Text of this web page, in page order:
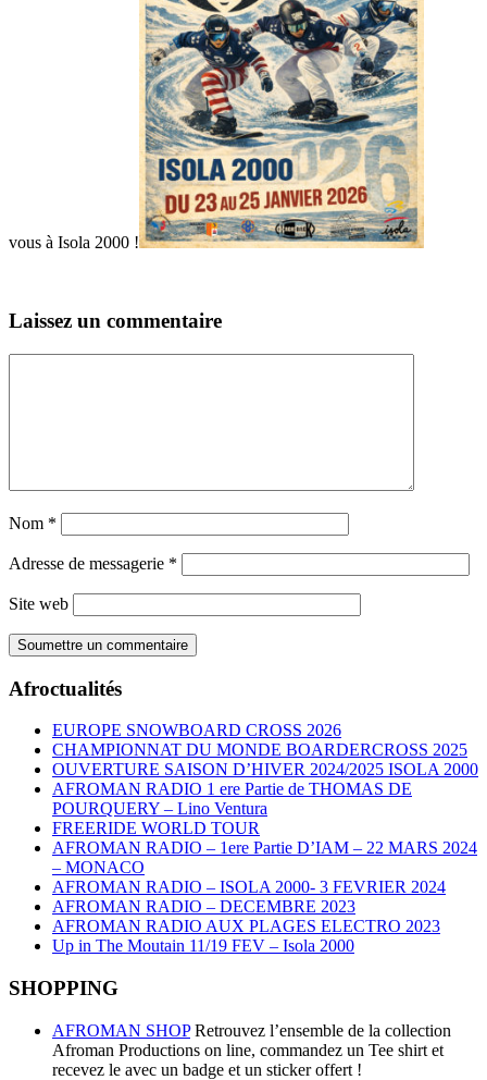
vous à Isola 2000 !
Laissez un commentaire
Nom *
Adresse de messagerie *
Site web
Afroctualités
EUROPE SNOWBOARD CROSS 2026
CHAMPIONNAT DU MONDE BOARDERCROSS 2025
OUVERTURE SAISON D’HIVER 2024/2025 ISOLA 2000
AFROMAN RADIO 1 ere Partie de THOMAS DE
POURQUERY – Lino Ventura
FREERIDE WORLD TOUR
AFROMAN RADIO – 1ere Partie D’IAM – 22 MARS 2024
– MONACO
AFROMAN RADIO – ISOLA 2000- 3 FEVRIER 2024
AFROMAN RADIO – DECEMBRE 2023
AFROMAN RADIO AUX PLAGES ELECTRO 2023
Up in The Moutain 11/19 FEV – Isola 2000
SHOPPING
AFROMAN SHOPRetrouvez l’ensemble de la collection
Afroman Productions on line, commandez un Tee shirt et
recevez le avec un badge et un sticker offert !